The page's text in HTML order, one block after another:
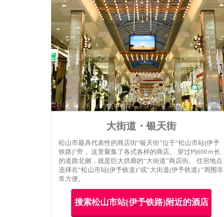
大街道・银天街
松山市最具代表性的商店街“银天街”位于“松山市站(伊予
铁路)”旁， 这里聚集了各式各样的商店。 穿过约600ｍ长
的道路北侧，就是巨大拱廊的“大街道”商店街。 住宿地点
选择在“松山市站(伊予铁道)”或“大街道(伊予铁道) ”周围非
常方便。
搜索松山市站(伊予铁路)附近的酒店